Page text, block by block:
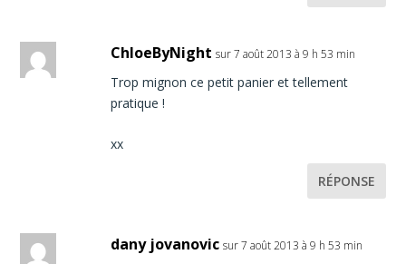
ChloeByNight sur 7 août 2013 à 9 h 53 min
Trop mignon ce petit panier et tellement
pratique !
xx
RÉPONSE
dany jovanovic sur 7 août 2013 à 9 h 53 min